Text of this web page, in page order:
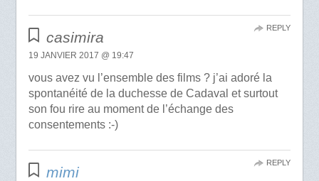
casimira
19 JANVIER 2017 @ 19:47
vous avez vu l’ensemble des films ? j’ai adoré la
spontanéité de la duchesse de Cadaval et surtout
son fou rire au moment de l’échange des
consentements :-)
REPLY
mimi
REPLY